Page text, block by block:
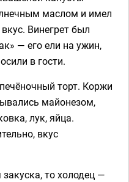
маслом и имел
Винегрет был
— его ели на ужин,
в гости.
торт. Коржи
майонезом,
лук, яйца.
вкус
то холодец —